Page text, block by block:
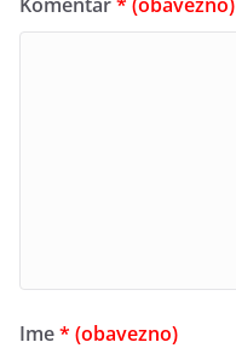
Ime* (obavezno)